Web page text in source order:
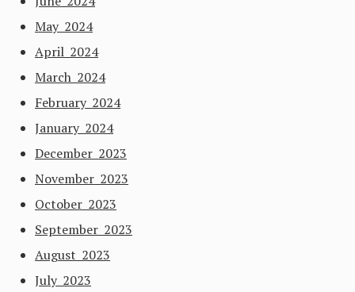
May 2024
April 2024
March 2024
February 2024
January 2024
December 2023
November 2023
October 2023
September 2023
August 2023
July 2023